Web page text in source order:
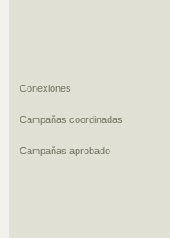
Conexiones
Campañas coordinadas
Campañas aprobado